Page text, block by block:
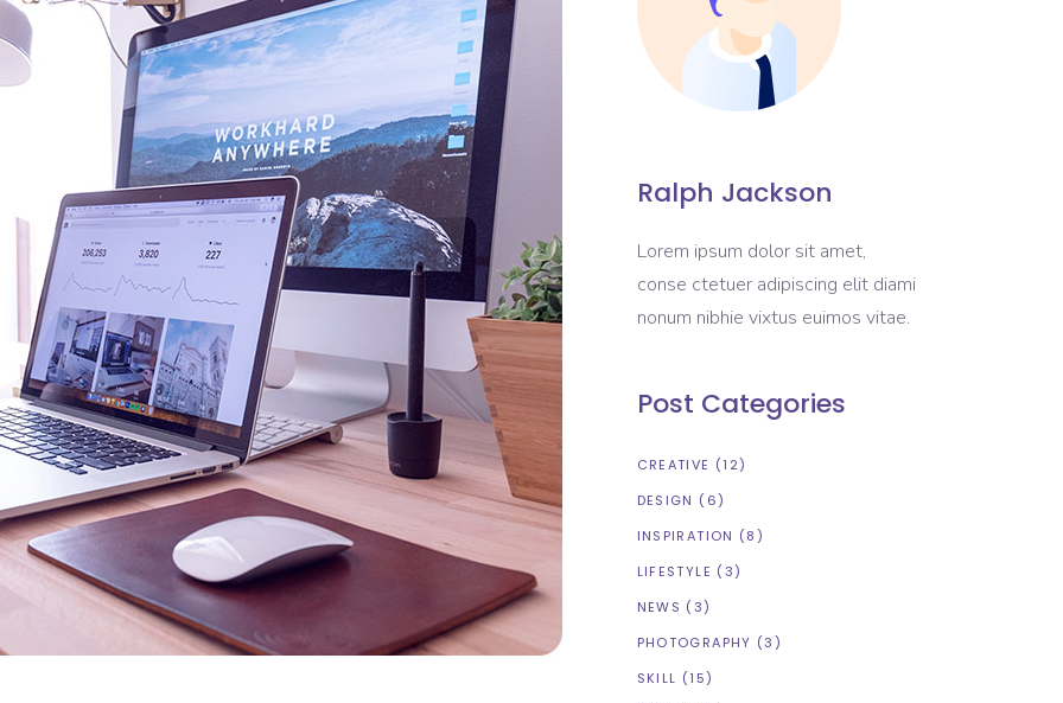
Ralph Jackson
Lorem ipsum dolor sit amet,
conse ctetuer adipiscing elit diami
nonum nibhie vixtus euimos vitae.
Post Categories
CREATIVE (12)
DESIGN (6)
INSPIRATION (8)
LIFESTYLE (3)
NEWS (3)
PHOTOGRAPHY (3)
SKILL (15)